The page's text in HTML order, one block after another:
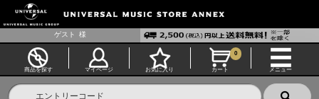
ゲスト 様
商品を探す マイページ お気に入り カート
0
メニュー